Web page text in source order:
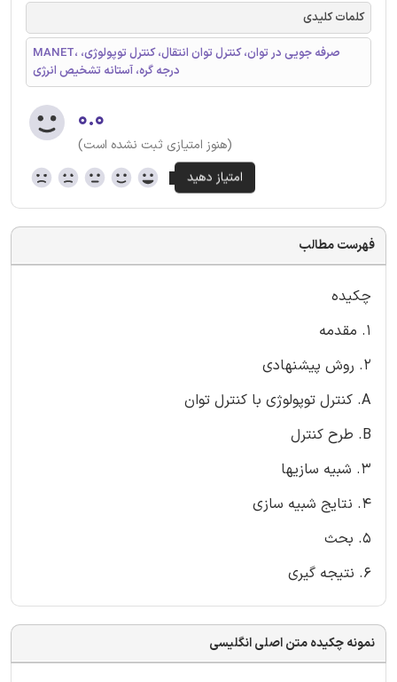
کلمات کلیدی
MANET، صرفه جویی در توان، کنترل توان انتقال، کنترل توپولوژی،
درجه گره، آستانه تشخیص انرژی
۰.۰
(هنوز امتیازی ثبت نشده است)
فهرست مطالب
چکیده
1. مقدمه
2. روش پیشنهادی
A. کنترل توپولوژی با کنترل توان
B. طرح کنترل
3. شبیه سازیها
4. نتایج شبیه سازی
5. بحث
6. نتیجه گیری
نمونه چکیده متن اصلی انگلیسی